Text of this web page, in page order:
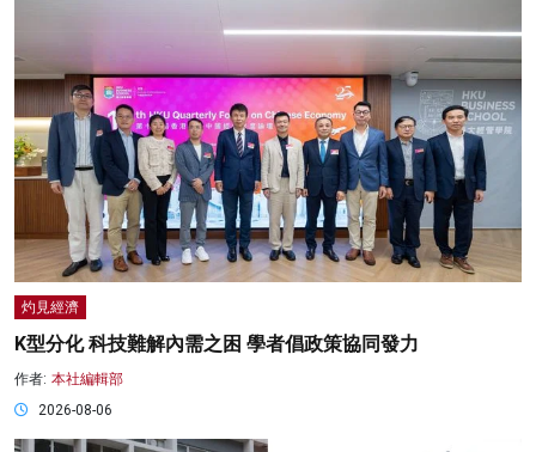
灼見經濟
K型分化 科技難解內需之困 學者倡政策協同發力
作者: 本社編輯部
2026-08-06